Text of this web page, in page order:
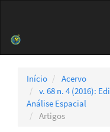
Barra
Início
Acervo
v. 68 n. 4 (2016):
Análise Espacial
Artigos